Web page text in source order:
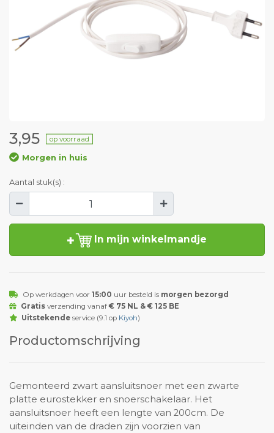
3,95 op voorraad
Morgen in huis
Aantal stuk(s) :
In mijn winkelmandje
Op werkdagen voor 15:00 uur besteld is morgen bezorgd
Gratisverzending vanaf € 75 NL & € 125 BE
Uitstekendeservice (9.1 op Kiyoh)
Productomschrijving
Gemonteerd zwart aansluitsnoer met een zwarte
platte eurostekker en snoerschakelaar. Het
aansluitsnoer heeft een lengte van 200cm. De
uiteinden van de draden zijn voorzien van